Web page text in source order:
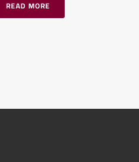
READ MORE